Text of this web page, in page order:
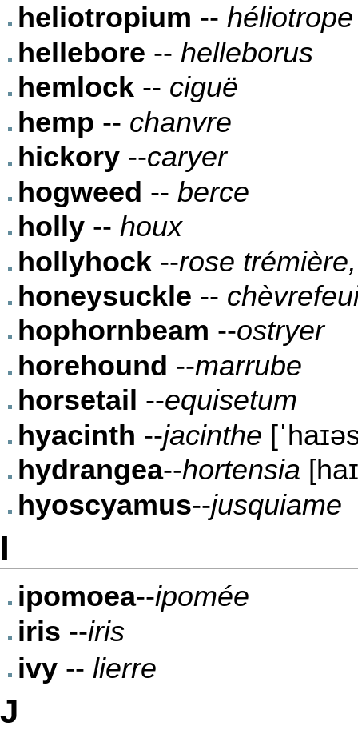
heliotropium -- héliotrope
hellebore -- helleborus
hemlock -- ciguë
hemp -- chanvre
hickory --caryer
hogweed -- berce
holly -- houx
hollyhock --rose
honeysuckle --
hophornbeam --ostryer
horehound --marrube
horsetail --equisetum
hyacinth --jacinthe
hydrangea--hortensia
hyoscyamus--jusquiame
I
ipomoea--ipomée
iris --iris
ivy -- lierre
J